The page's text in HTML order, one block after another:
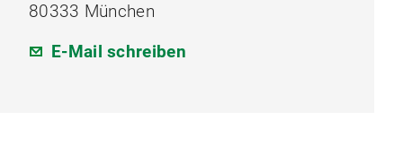
80333 München
E-Mail schreiben